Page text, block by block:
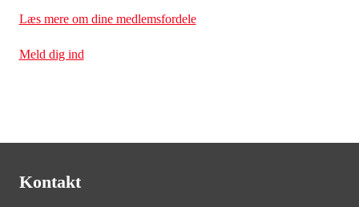
Læs mere om dine medlemsfordele
Meld dig ind
Kontakt